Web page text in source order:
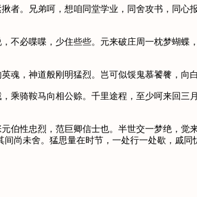
。兄弟呵，想咱同堂学业，同舍攻书，同心
必喋喋，少住些些。元来破庄周一枕梦蝴蝶
，神道般刚明猛烈。岂可似馁鬼慕饕餮，向
骑鞍马向相公赊。千里途程，至少呵来回三
性忠烈，范巨卿信士也。半世交一梦绝，觉
尚未舍。猛思量在时节，一处行一处歇，戚